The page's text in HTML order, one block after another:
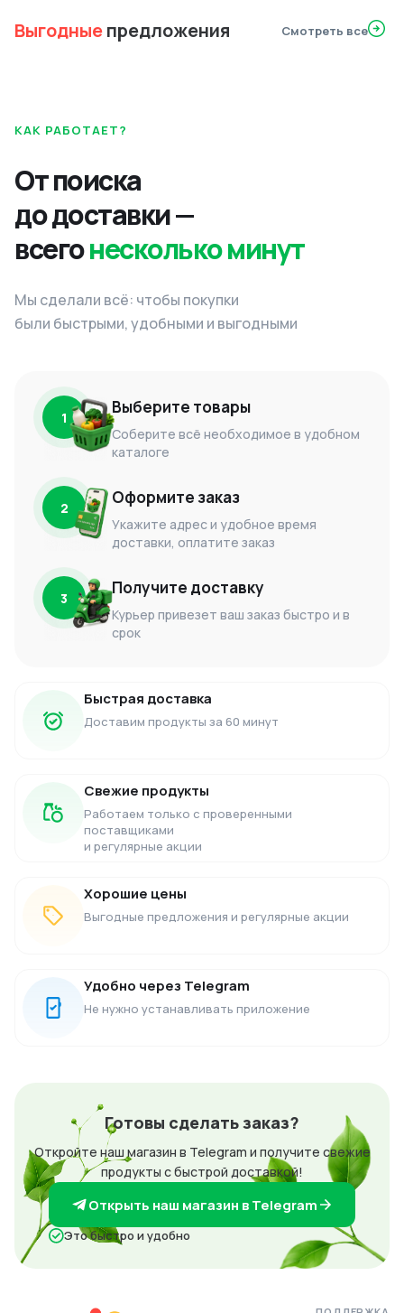
Выгодныепредложения Смотреть все
КАК РАБОТАЕТ?
От поиска
до доставки —
всегонесколько минут
Мы сделали всё: чтобы покупки
были быстрыми, удобными и выгодными
1 Выберите товары
Соберите всё необходимое в удобном
каталоге
2 Оформите заказ
Укажите адрес и удобное время
доставки, оплатите заказ
3 Получите доставку
Курьер привезет ваш заказ быстро и в
срок
Быстрая доставка
Доставим продукты за 60 минут
Свежие продукты
Работаем только с проверенными
поставщиками
и регулярные акции
Хорошие цены
Выгодные предложения и регулярные акции
Удобно через Telegram
Не нужно устанавливать приложение
Готовы сделать заказ?
Откройте наш магазин в Telegram и получите свежие
продукты с быстрой доставкой!
Открыть наш магазин в Telegram
Это быстро и удобно